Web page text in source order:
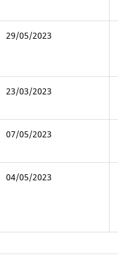
29/05/2023
23/03/2023
07/05/2023
04/05/2023